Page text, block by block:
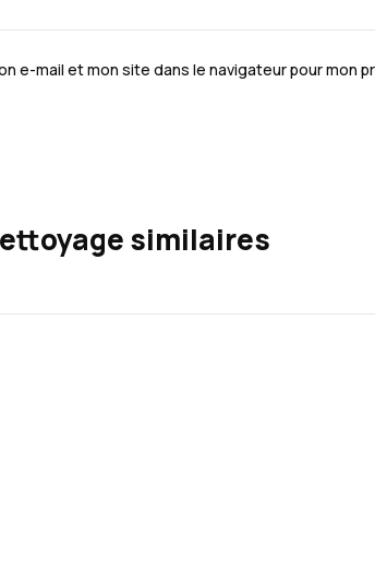
e-mail et mon site dans le navigateur pour mon
similaires